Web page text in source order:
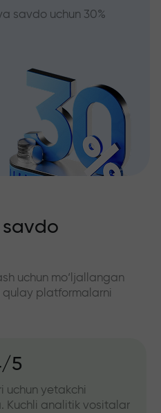
savdo uchun 30%
savdo
uchun mo‘ljallangan
qulay platformalarni
5
uchun yetakchi
Kuchli analitik vositalar